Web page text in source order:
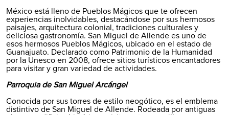
México está lleno de Pueblos Mágicos que te ofrecen
experiencias inolvidables, destacándose por sus hermosos
paisajes, arquitectura colonial, tradiciones culturales y
deliciosa gastronomía. San Miguel de Allende es uno de
esos hermosos Pueblos Mágicos, ubicado en el estado de
Guanajuato. Declarado como Patrimonio de la Humanidad
por la Unesco en 2008, ofrece sitios turísticos encantadores
para visitar y gran variedad de actividades.
Parroquia de San Miguel Arcángel
Conocida por sus torres de estilo neogótico, es el emblema
distintivo de San Miguel de Allende. Rodeada por antiguas